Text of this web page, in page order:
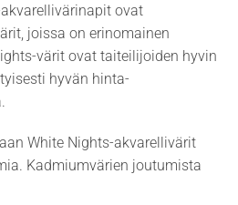
ovat
joissa on erinomainen
värit ovat taiteilijoiden hyvin
hyvän hinta-
White Nights-akvarellivärit
Kadmiumvärien joutumista